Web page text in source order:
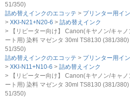
51/350)
詰め替えインクのエコッテ
プリンター用イ
XKI-N21+N20-6
詰め替えインク
【リピーター向け】 Canon(キヤノン/キャ
ート用) 染料 マゼンタ 30ml TS8130 (381/
51/350)
詰め替えインクのエコッテ
プリンター用イ
XKI-N11+N10-6
詰め替えインク
【リピーター向け】 Canon(キヤノン/キャ
ート用) 染料 マゼンタ 30ml TS8130 (381/
51/350)